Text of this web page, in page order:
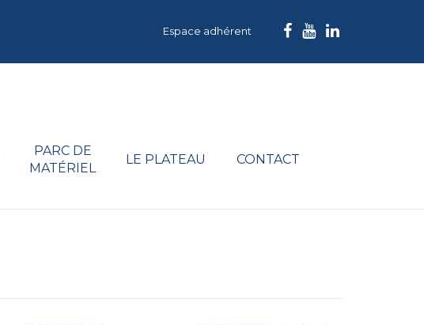
Espace adhérent
PARC DE
MATÉRIEL
LE PLATEAU CONTACT